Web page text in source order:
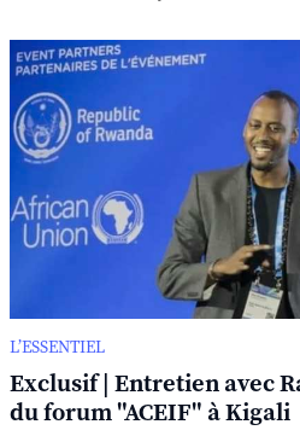
L’ESSENTIEL
Exclusif | Entretien avec
du forum "ACEIF" à Kigali